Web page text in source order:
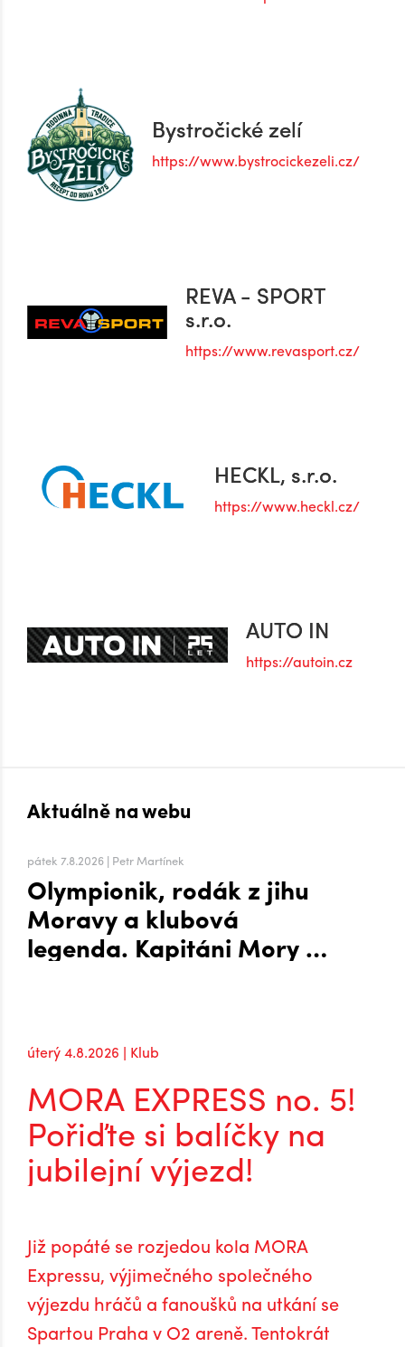
Bystročické zelí
https://www.bystrocickezeli.cz/
REVA - SPORT
s.r.o.
https://www.revasport.cz/
HECKL, s.r.o.
https://www.heckl.cz/
AUTO IN
https://autoin.cz
Aktuálně na webu
pátek 7.8.2026 | Petr Martínek
Olympionik, rodák z jihu
Moravy a klubová
legenda. Kapitáni Mory po
úterý 4.8.2026 | Klub
MORA EXPRESS no. 5!
Pořiďte si balíčky na
jubilejní výjezd!
Již popáté se rozjedou kola MORA
Expressu, výjimečného společného
výjezdu hráčů a fanoušků na utkání se
Spartou Praha v O2 areně. Tentokrát